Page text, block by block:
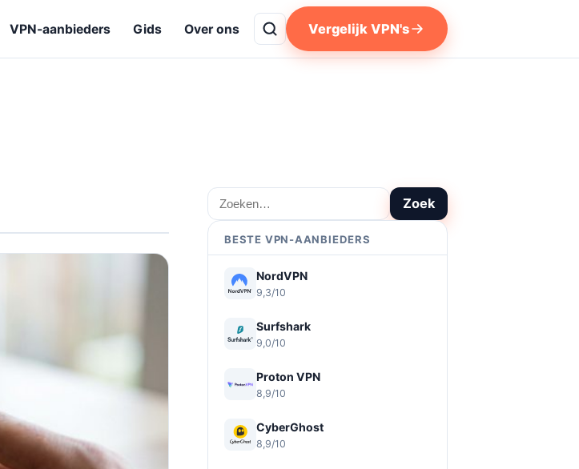
VPN-aanbieders Gids Over ons Vergelijk VPN's
Zoeken Zoek
BESTE VPN-AANBIEDERS
NordVPN
9,3/10
Surfshark
9,0/10
Proton VPN
8,9/10
CyberGhost
8,9/10